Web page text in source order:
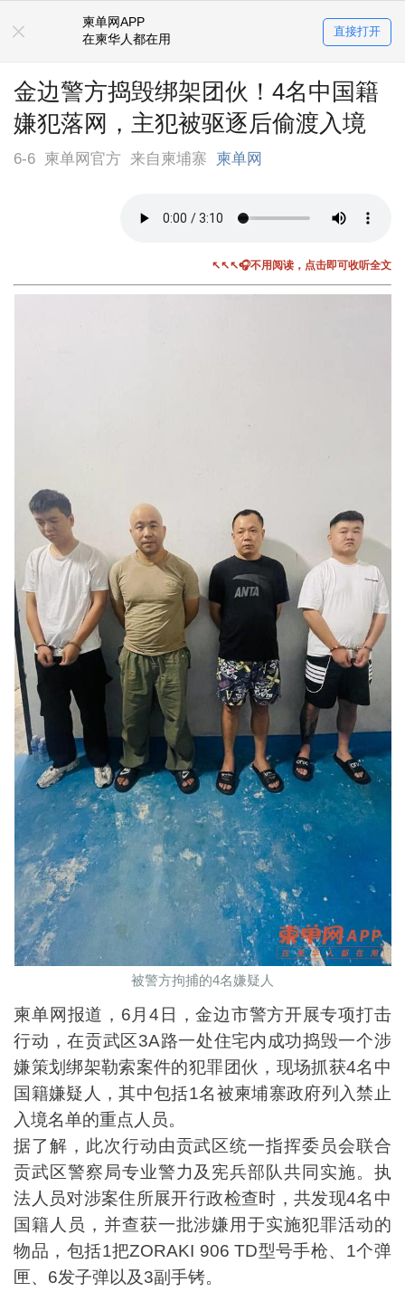
柬单网APP
在柬华人都在用
直接打开
金边警方捣毁绑架团伙！4名中国籍
嫌犯落网，主犯被驱逐后偷渡入境
6-6 柬单网官方 来自柬埔寨 柬单网
↖↖↖🎧不用阅读，点击即可收听全文
被警方拘捕的4名嫌疑人
柬单网报道，6月4日，金边市警方开展专项打击
行动，在贡武区3A路一处住宅内成功捣毁一个涉
嫌策划绑架勒索案件的犯罪团伙，现场抓获4名中
国籍嫌疑人，其中包括1名被柬埔寨政府列入禁止
入境名单的重点人员。
据了解，此次行动由贡武区统一指挥委员会联合
贡武区警察局专业警力及宪兵部队共同实施。执
法人员对涉案住所展开行政检查时，共发现4名中
国籍人员，并查获一批涉嫌用于实施犯罪活动的
物品，包括1把ZORAKI 906 TD型号手枪、1个弹
匣、6发子弹以及3副手铐。